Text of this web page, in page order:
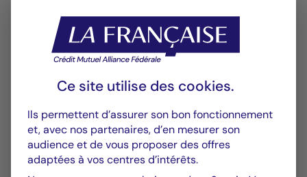
Performances
Historique VL
Ce site utilise des cookies.
Ils permettent d’assurer son bon fonctionnement
et, avec nos partenaires, d’en mesurer son
audience et de vous proposer des offres
adaptées à vos centres d’intérêts.